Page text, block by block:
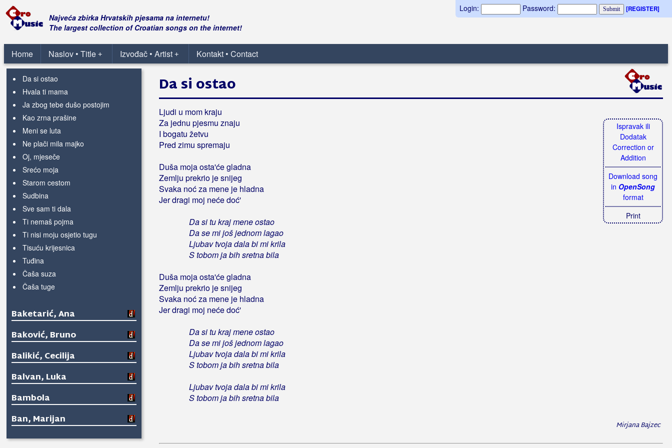
Login: Password: [REGISTER]
Najveća zbirka Hrvatskih pjesama na internetu!
The largest collection of Croatian songs on the internet!
Home +
Naslov • Title +
Izvođač • Artist Kontakt • Contact
Bajuk, Lidija
Bajzec, Mirjana
Biondina
Bit će uvijek Hrvatska
Da si ostao
Hvala ti mama
Ja zbog tebe dušo postojim
Kao zrna prašine
Meni se luta
Ne plači mila majko
Oj, mjeseče
Srećo moja
Starom cestom
Sudbina
Sve sam ti dala
Ti nemaš pojma
Ti nisi moju osjetio tugu
Tisuću krijesnica
Tuđina
Čaša suza
Čaša tuge
Baketarić, Ana
Baković, Bruno
Balikić, Cecilija
Balvan, Luka
Bambola
Ban, Marijan
Banana Band
Ispravak ili
Dodatak
Correction or
Addition
Download song
in OpenSong
format
Print
Da si ostao
Ljudi u mom kraju
Za jednu pjesmu znaju
I bogatu žetvu
Pred zimu spremaju
Duša moja osta'će gladna
Zemlju prekrio je snijeg
Svaka noć za mene je hladna
Jer dragi moj neće doć'
Da si tu kraj mene ostao
Da se mi još jednom lagao
Ljubav tvoja dala bi mi krila
S tobom ja bih sretna bila
Duša moja osta'će gladna
Zemlju prekrio je snijeg
Svaka noć za mene je hladna
Jer dragi moj neće doć'
Da si tu kraj mene ostao
Da se mi još jednom lagao
Ljubav tvoja dala bi mi krila
S tobom ja bih sretna bila
Ljubav tvoja dala bi mi krila
S tobom ja bih sretna bila
Mirjana Bajzec